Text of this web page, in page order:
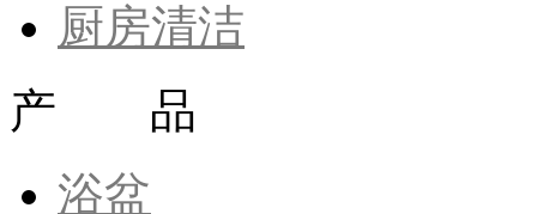
厨房清洁
产 品
浴盆